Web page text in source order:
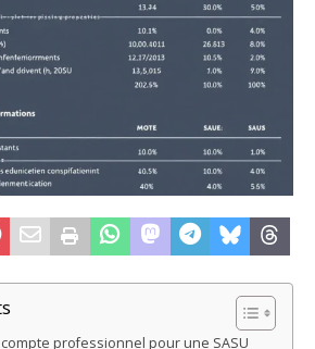
professionnel pour une SASU